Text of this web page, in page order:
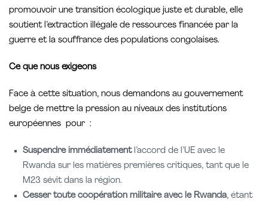
promouvoir une transition écologique juste et durable, elle
soutient l’extraction illégale de ressources financée par la
guerre et la souffrance des populations congolaises.
Ce que nous exigeons
Face à cette situation, nous demandons au gouvernement
belge de mettre la pression au niveaux des institutions
européennes pour :
Suspendre immédiatementl’accord de l’UE avec le
Rwanda sur les matières premières critiques, tant que le
M23 sévit dans la région.
Cesser toute coopération militaire avec le Rwanda, étant